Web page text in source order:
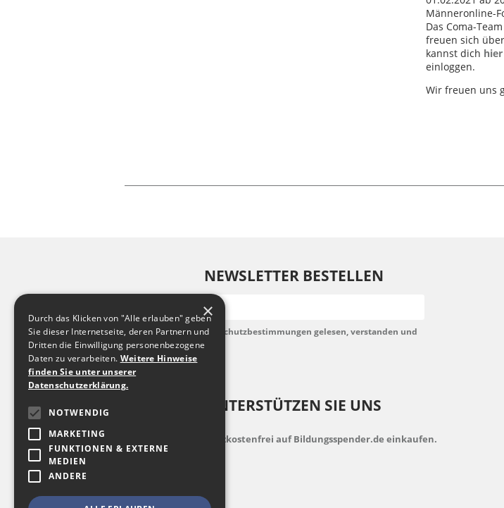
Männeronline-
Das Coma-
freuen sich
kannst dich hier
einloggen.
Wir freuen uns
NEWSLETTER BESTELLEN
Ich habe die Datenschutzbestimmungen gelesen, verstanden und
akzeptiere diese.
UNTERSTÜTZEN SIE UNS
indem Sie zusatzkostenfrei auf Bildungsspender.de einkaufen.
×
Durch das Klicken von "Alle erlauben" geben
Sie dieser Internetseite, deren Partnern und
Dritten die Einwilligung personenbezogene
Daten zu verarbeiten. Weitere Hinweise
finden Sie unter unserer
Datenschutzerklärung.
NOTWENDIG
MARKETING
FUNKTIONEN & EXTERNE
MEDIEN
ANDERE